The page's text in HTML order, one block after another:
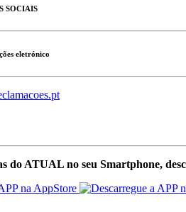
SOCIAIS
eletrónico
do ATUAL no seu Smartphone,